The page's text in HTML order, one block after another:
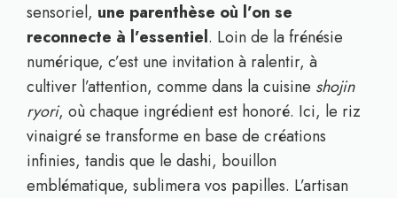
sensoriel, une parenthèse où l’on se
reconnecte à l’essentiel. Loin de la frénésie
numérique, c’est une invitation à ralentir, à
cultiver l’attention, comme dans la cuisine shojin
ryori, où chaque ingrédient est honoré. Ici, le riz
vinaigré se transforme en base de créations
infinies, tandis que le dashi, bouillon
emblématique, sublimera vos papilles. L’artisan